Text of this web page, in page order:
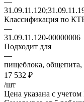
Классификация по
—
31.09.11.120-00000006
Подходит для
—
пищеблока, общепита,
17 532 ₽
/шт
Цена указана с